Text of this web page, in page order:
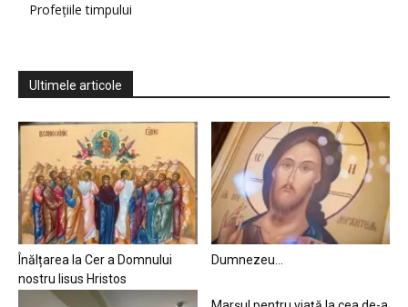
Profețiile timpului
Ultimele articole
Înălțarea la Cer a Domnului
nostru Iisus Hristos
Dumnezeu…